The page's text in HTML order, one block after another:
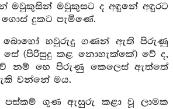
මවුකුසින් මවුකුසට ද අඳුනේ අඳුරට
දුකට පැමිණේ.
බොහෝ හවුරුදු ගණන් ඇති පිරුණු
(පිරිසුදු කළ නොහැක්කේ) වේ ද,
නම් හෙ පිරුණු කෙලෙස් ඇත්තේ
වන්නේ මය.
පස්කම් ගුණ ඇසුරු කළා වූ ලාමක